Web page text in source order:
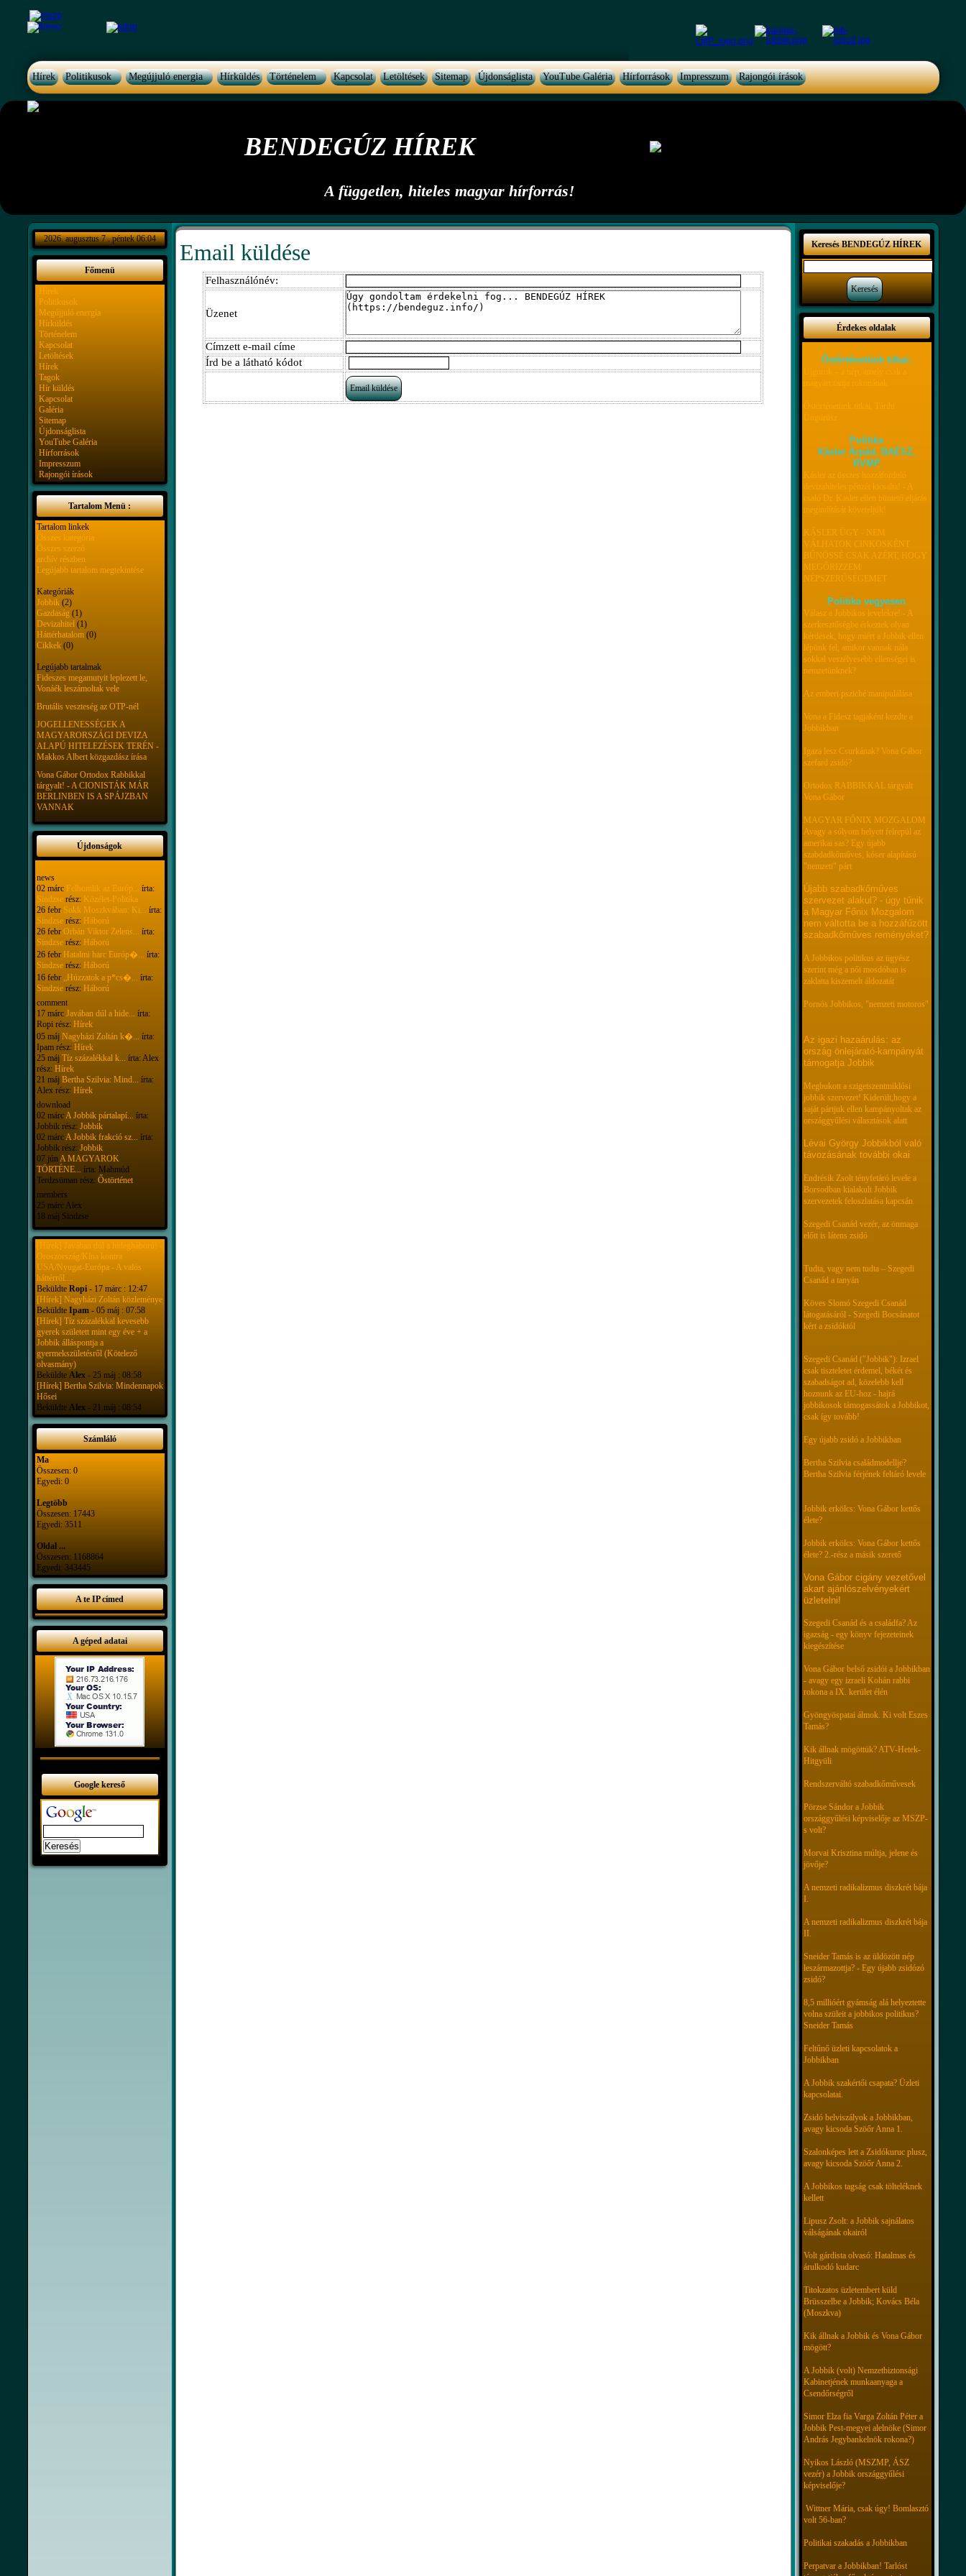
Hírek Politikusok Megújjuló energia Hírküldés Történelem Kapcsolat Letöltések Sitemap Újdonságlista YouTube Galéria Hírforrások Impresszum Rajongói írások
BENDEGÚZ HÍREK
A független, hiteles magyar hírforrás!
2026. augusztus 7 . péntek 06:04
Főmenü
Hírek
Politikusok
Megújjuló energia
Hírküldés
Történelem
Kapcsolat
Letöltések
Hírek
Tagok
Hír küldés
Kapcsolat
Galéria
Sitemap
Újdonságlista
YouTube Galéria
Hírforrások
Impresszum
Rajongói írások
Tartalom Menü :
Tartalom linkek
Összes kategória
Összes szerző
archív részben
Legújabb tartalom megtekintése
Kategóriák
Jobbik (2)
Gazdaság (1)
Devizahitel (1)
Háttérhatalom (0)
Cikkek (0)
Legújabb tartalmak
Fideszes megamutyit leplezett le,
Vonáék leszámoltak vele
Brutális veszteség az OTP-nél
JOGELLENESSÉGEK A
MAGYARORSZÁGI DEVIZA
ALAPÚ HITELEZÉSEK TERÉN -
Makkos Albert közgazdász írása
Vona Gábor Ortodox Rabbikkal
tárgyalt! - A CIONISTÁK MÁR
BERLINBEN IS A SPÁJZBAN
VANNAK
Újdonságok
news
02 márc Felbomlik az Európ... írta:
Sindzserész: Közélet-Politika
26 febr Sokk Moszkvában: Ki... írta:
Sindzserész: Háború
26 febr Orbán Viktor Zelens... írta:
Sindzserész: Háború
26 febr Hatalmi harc Európ�... írta:
Sindzserész: Háború
16 febr „Húzzatok a p*cs�... írta:
Sindzserész: Háború
comment
17 márc Javában dúl a hide... írta:
Ropi rész: Hírek
05 máj Nagyházi Zoltán k�... írta:
Ipam rész: Hírek
25 máj Tíz százalékkal k... írta: Alex
rész: Hírek
21 máj Bertha Szilvia: Mind... írta:
Alex rész: Hírek
download
02 márcA Jobbik pártalapí... írta:
Jobbik rész: Jobbik
02 márcA Jobbik frakció sz... írta:
Jobbik rész: Jobbik
07 júnA MAGYAROK
TÖRTÉNE... írta: Mahmúd
Terdzsüman rész: Őstörténet
members
25 márc Alex
18 máj Sindzse
[Hírek] Javában dúl a hidegháború! -
Oroszország/Kína kontra
USA/Nyugat-Európa - A valós
háttérről....
Beküldte Ropi- 17 márc : 12:47
[Hírek] Nagyházi Zoltán közleménye
Beküldte Ipam- 05 máj : 07:58
[Hírek] Tíz százalékkal kevesebb
gyerek született mint egy éve + a
Jobbik álláspontja a
gyermekszületésről (Kötelező
olvasmány)
Beküldte Alex- 25 máj : 08:58
[Hírek] Bertha Szilvia: Mindennapok
Hősei
Beküldte Alex- 21 máj : 08:54
Számláló
Ma
Összesen: 0
Egyedi: 0
Legtöbb
Összesen: 17443
Egyedi: 3511
Oldal ...
Összesen: 1168864
Egyedi: 343445
A te IP címed
A géped adatai
Google kereső
Email küldése
Felhasználónév:
Üzenet
Címzett e-mail címe
Írd be a látható kódot
Keresés BENDEGÚZ HÍREK
Érdekes oldalak
Őstörténetünk titkai:
Politika
Kásler Árpád, BAÉSZ,
RVMP
Kásler az összes hozzáforduló
devizahiteles pénzét kicsalta! - A
csaló Dr. Kasler ellen büntető eljárás
megindítását követeljük!
KÁSLER ÜGY - NEM
VÁLHATOK CINKOSKÉNT
BŰNÖSSÉ CSAK AZÉRT, HOGY
MEGŐRIZZEM
NÉPSZERŰSÉGEMET
Politika vegyesen
Válasz a Jobbikos levelekre! - A
szerkesztőségbe érkeztek olyan
kérdések, hogy miért a Jobbik ellen
lépünk fel, amikor vannak nála
sokkal veszélyesebb ellenségei is
nemzetünknek?
Az emberi psziché manipulálása
Vona a Fidesz tagjaként kezdte a
Jobbikban
Igaza lesz Csurkának? Vona Gábor
szefard zsidó?
Ortodox RABBIKKAL tárgyalt
Vona Gábor
MAGYAR FŐNIX MOZGALOM
Avagy a sólyom helyett felrepül az
amerikai sas? Egy újabb
szabdadkőműves, kóser alapítású
"nemzeti" párt
Újabb szabadkőműves
szervezet alakul? - úgy tűnik
a Magyar Főnix Mozgalom
nem váltotta be a hozzáfűzött
szabadkőműves reményeket?
A Jobbikos politikus az ügyész
szerint még a női mosdóban is
zaklatta kiszemelt áldozatát
Pornós Jobbikos, "nemzeti motoros"
Az igazi hazaárulás: az
ország önlejárató-kampányát
támogatja Jobbik
Megbukott a szigetszentmiklósi
jobbik szervezet! Kiderült,hogy a
saját pártjuk ellen kampányoltak az
országgyűlési választások alatt
Lévai György Jobbikból való
távozásának további okai
Endrésik Zsolt tényfetáró levele a
Borsodban kialakult Jobbik
szervezetek feloszlatása kapcsán
Szegedi Csanád vezér, az önmaga
előtt is látens zsidó
Tudta, vagy nem tudta – Szegedi
Csanád a tanyán
Köves Slomó Szegedi Csanád
látogatásáról - Szegedi Bocsánatot
kért a zsidóktól
Szegedi Csanád ("Jobbik"): Izrael
csak tiszteletet érdemel, békét és
szabadságot ad, közelebb kell
hoznunk az EU-hoz - hajrá
jobbikosok támogassátok a Jobbikot,
csak így tovább!
Egy újabb zsidó a Jobbikban
Bertha Szilvia családmodellje?
Bertha Szilvia férjének feltáró levele
Jobbik erkölcs: Vona Gábor kettős
élete?
Jobbik erkölcs: Vona Gábor kettős
élete? 2.-rész a másik szerető
Vona Gábor cigány vezetővel
akart ajánlószelvényekért
üzletelni!
Szegedi Csanád és a családfa? Az
igazság - egy könyv fejezeteinek
kiegészítése
Vona Gábor belső zsidói a Jobbikban
- avagy egy izraeli Kohán rabbi
rokona a IX. kerület élén
Gyöngyöspatai álmok. Ki volt Eszes
Tamás?
Kik állnak mögöttük? ATV-Hetek-
Hitgyüli
Rendszerváltó szabadkőművesek
Pörzse Sándor a Jobbik
országgyűlési képviselője az MSZP-
s volt?
Morvai Krisztina múltja, jelene és
jövője?
A nemzeti radikalizmus diszkrét bája
I.
A nemzeti radikalizmus diszkrét bája
II.
Sneider Tamás is az üldözött nép
leszármazottja? - Egy újabb zsidózó
zsidó?
8,5 millióért gyámság alá helyeztette
volna szüleit a jobbikos politikus?
Sneider Tamás
Feltűnő üzleti kapcsolatok a
Jobbikban
A Jobbik szakértői csapata? Üzleti
kapcsolatai.
Zsidó belviszályok a Jobbikban,
avagy kicsoda Szöőr Anna 1.
Szalonképes lett a Zsidókuruc plusz,
avagy kicsoda Szöőr Anna 2.
A Jobbikos tagság csak tölteléknek
kellett
Lipusz Zsolt: a Jobbik sajnálatos
válságának okairól
Volt gárdista olvasó: Hatalmas és
árulkodó kudarc
Titokzatos üzletembert küld
Brüsszelbe a Jobbik; Kovács Béla
(Moszkva)
Kik állnak a Jobbik és Vona Gábor
mögött?
A Jobbik (volt) Nemzetbiztonsági
Kabinetjének munkaanyaga a
Csendőrségről
Simor Elza fia Varga Zoltán Péter a
Jobbik Pest-megyei alelnöke (Simor
András Jegybankelnök rokona?)
Nyikos László (MSZMP, ÁSZ
vezér) a Jobbik országgyűlési
képviselője?
Wittner Mária, csak úgy! Bomlasztó
volt 56-ban?
Politikai szakadás a Jobbikban
Perpatvar a Jobbikban! Tarlóst